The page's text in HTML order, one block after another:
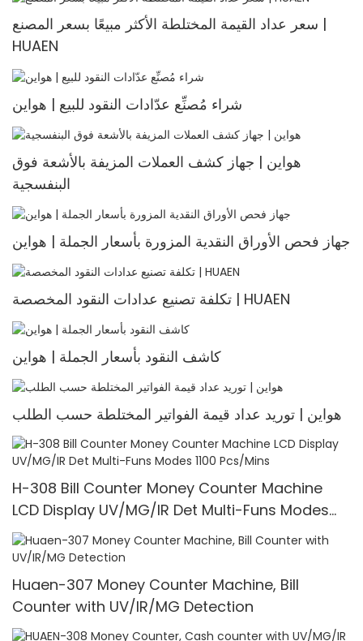
سعر عداد القيمة المختلطة الأكثر مبيعًا بسعر المصنع |
HUAEN
شراء مُصنِّع عدّادات النقود للبيع | هواين
هواين | جهاز كشف العملات المزيفة بالأشعة فوق
البنفسجية
جهاز فحص الأوراق النقدية المزورة بأسعار الجملة | هواين
تكلفة تصنيع عدادات النقود المخصصة | HUAEN
كاشف النقود بأسعار الجملة | هواين
هواين | توريد عداد قيمة الفواتير المختلطة حسب الطلب
H-308 Bill Counter Money Counter Machine
LCD Display UV/MG/IR Det Multi-Funs Modes
1100 Pcs/Mins
Huaen-307 Money Counter Machine, Bill
Counter with UV/IR/MG Detection